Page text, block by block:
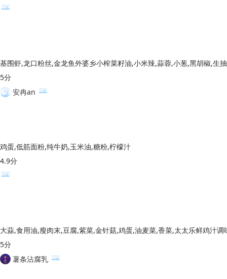
5分
安冉an
鸡蛋,低筋面粉,纯牛奶,玉米油,糖粉,柠檬汁
4.9分
5分
薯条沾腐乳